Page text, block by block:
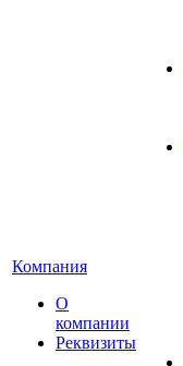
Компания
О
компании
Реквизиты